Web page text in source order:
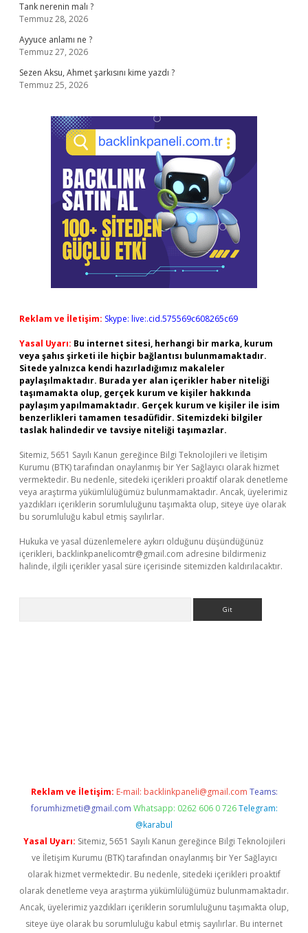
Tank nerenin malı ?
Temmuz 28, 2026
Ayyuce anlamı ne ?
Temmuz 27, 2026
Sezen Aksu, Ahmet şarkısını kime yazdı ?
Temmuz 25, 2026
Reklam ve İletişim: Skype: live:.cid.575569c608265c69
Yasal Uyarı: Bu internet sitesi, herhangi bir marka, kurum
veya şahıs şirketi ile hiçbir bağlantısı bulunmamaktadır.
Sitede yalnızca kendi hazırladığımız makaleler
paylaşılmaktadır. Burada yer alan içerikler haber niteliği
taşımamakta olup, gerçek kurum ve kişiler hakkında
paylaşım yapılmamaktadır. Gerçek kurum ve kişiler ile isim
benzerlikleri tamamen tesadüfidir. Sitemizdeki bilgiler
taslak halindedir ve tavsiye niteliği taşımazlar.
Sitemiz, 5651 Sayılı Kanun gereğince Bilgi Teknolojileri ve İletişim
Kurumu (BTK) tarafından onaylanmış bir Yer Sağlayıcı olarak hizmet
vermektedir. Bu nedenle, sitedeki içerikleri proaktif olarak denetleme
veya araştırma yükümlülüğümüz bulunmamaktadır. Ancak, üyelerimiz
yazdıkları içeriklerin sorumluluğunu taşımakta olup, siteye üye olarak
bu sorumluluğu kabul etmiş sayılırlar.
Hukuka ve yasal düzenlemelere aykırı olduğunu düşündüğünüz
içerikleri, backlinkpanelicomtr@gmail.com adresine bildirmeniz
halinde, ilgili içerikler yasal süre içerisinde sitemizden kaldırılacaktır.
Reklam ve İletişim: E-mail: backlinkpaneli@gmail.com Teams:
forumhizmeti@gmail.com Whatsapp: 0262 606 0 726 Telegram:
@karabul
Yasal Uyarı: Sitemiz, 5651 Sayılı Kanun gereğince Bilgi Teknolojileri
ve İletişim Kurumu (BTK) tarafından onaylanmış bir Yer Sağlayıcı
olarak hizmet vermektedir. Bu nedenle, sitedeki içerikleri proaktif
olarak denetleme veya araştırma yükümlülüğümüz bulunmamaktadır.
Ancak, üyelerimiz yazdıkları içeriklerin sorumluluğunu taşımakta olup,
siteye üye olarak bu sorumluluğu kabul etmiş sayılırlar. Bu internet